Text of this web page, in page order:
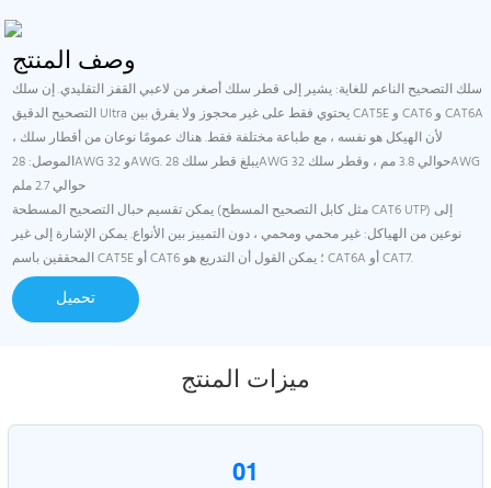
وصف المنتج
سلك التصحيح الناعم للغاية: يشير إلى قطر سلك أصغر من لاعبي القفز التقليدي. إن سلك
التصحيح الدقيق Ultra يحتوي فقط على غير محجوز ولا يفرق بين CAT5E و CAT6 و CAT6A
، لأن الهيكل هو نفسه ، مع طباعة مختلفة فقط. هناك عمومًا نوعان من أقطار سلك
الموصل: 28AWG و 32AWG. يبلغ قطر سلك 28AWG حوالي 3.8 مم ، وقطر سلك 32AWG
حوالي 2.7 ملم
يمكن تقسيم حبال التصحيح المسطحة (مثل كابل التصحيح المسطح CAT6 UTP) إلى
نوعين من الهياكل: غير محمي ومحمي ، دون التمييز بين الأنواع. يمكن الإشارة إلى غير
المحققين باسم CAT5E أو CAT6 ؛ يمكن القول أن التدريع هو CAT6A أو CAT7.
تحميل
ميزات المنتج
01